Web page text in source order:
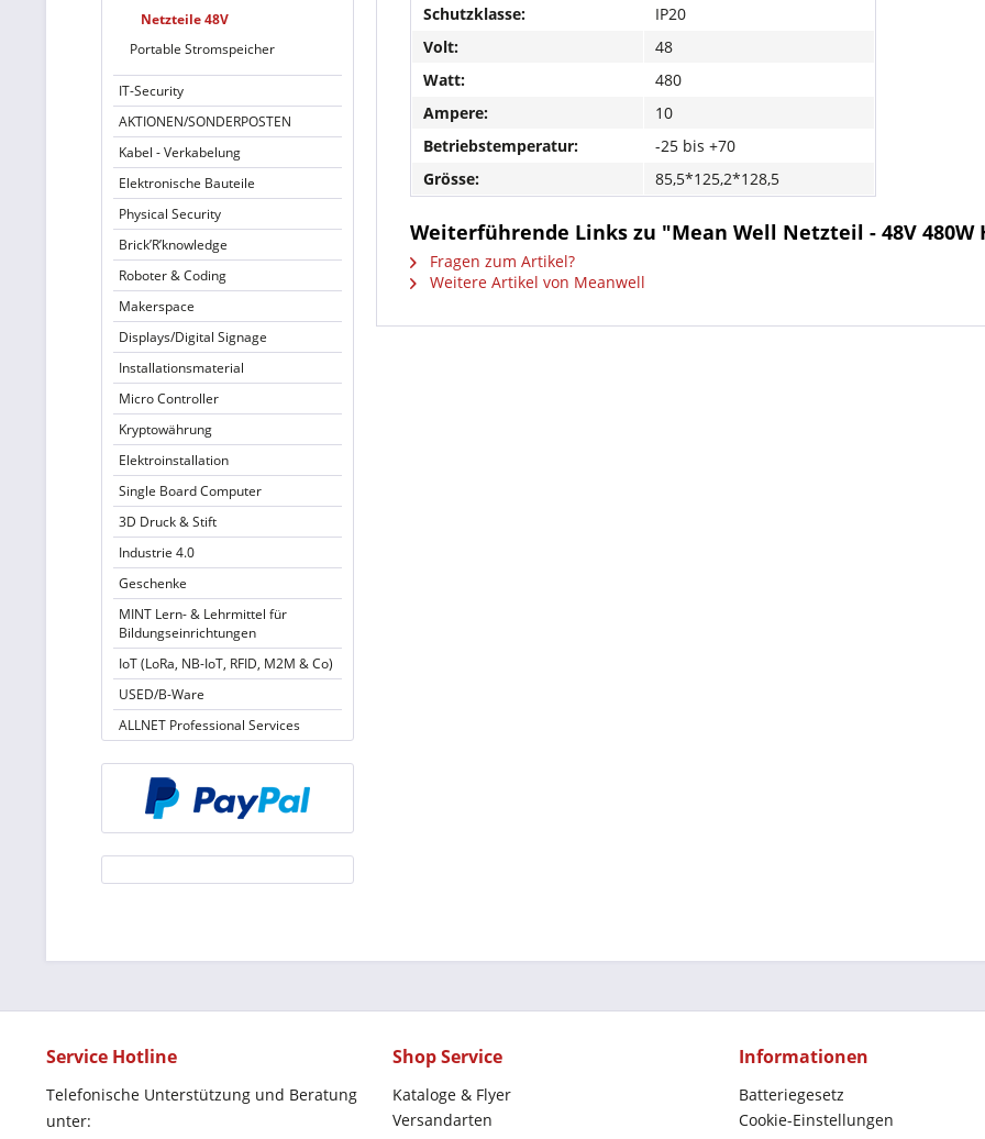
Netzteile 48V
Portable Stromspeicher
IT-Security
AKTIONEN/SONDERPOSTEN
Kabel - Verkabelung
Elektronische Bauteile
Physical Security
Brick’R’knowledge
Roboter & Coding
Makerspace
Displays/Digital Signage
Installationsmaterial
Micro Controller
Kryptowährung
Elektroinstallation
Single Board Computer
3D Druck & Stift
Industrie 4.0
Geschenke
MINT Lern- & Lehrmittel für
Bildungseinrichtungen
IoT (LoRa, NB-IoT, RFID, M2M & Co)
USED/B-Ware
ALLNET Professional Services
Schutzklasse:
IP20
Volt:
48
Watt:
480
Ampere:
10
Betriebstemperatur:
-25 bis +70
Grösse:
85,5*125,2*128,5
Weiterführende Links zu "Mean Well Netzteil - 48V 480W
Fragen zum Artikel?
Weitere Artikel von Meanwell
Service Hotline
Telefonische Unterstützung und Beratung
unter:
Shop Service
Kataloge & Flyer
Versandarten
Informationen
Batteriegesetz
Cookie-Einstellungen